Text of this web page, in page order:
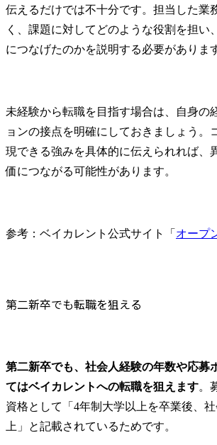
伝えるだけでは不十分です。担当した業
く、課題に対してどのような役割を担い
につなげたのかを説明する必要がありま
未経験から転職を目指す場合は、自身の
ョンの接点を明確にしておきましょう。
現できる強みを具体的に伝えられれば、
価につながる可能性があります。
参考：ベイカレント公式サイト「 オープ
第二新卒でも転職を狙える
第二新卒でも、社会人経験の年数や応募
てはベイカレントへの転職を狙えます。
資格として「4年制大学以上を卒業後、
上」と記載されているためです。